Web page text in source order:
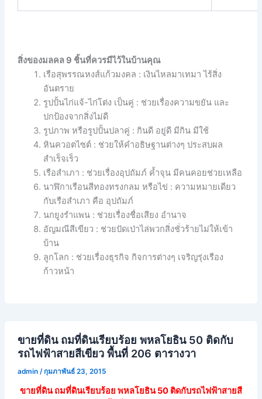
สิ่งของมลคล 9 ชิ้นที่ควรมีไว้ในบ้านคุณ
เรือสุพรรณหงส์แก้วมงคล : เงินไหลมาเทมา ไร้สิ่ง
อันตราย
รูปปั้นไก่แจ้-ไก่โต่ง เป็นคู่ : ช่วยเรื่องความขยัน และ
ปกป้องจากสิ่งไม่ดี
รูปภาพ หรือรูปปั้นปลาคู่ : กินดี อยู่ดี มีกิน มีใช้
หินควอตไซต์ : ช่วยให้คำอธิษฐานต่างๆ ประสบผล
สำเร็จเร็ว
เรือสำเภา : ช่วยเรื่องอุปถัมภ์ ค้ำจุน มีคนคอยช่วยเหลือ
นาฬิกาเรือนสีทองทรงกลม หรือไข่ : ความหมายเดียว
กับเรือสำเภา คือ อุปถัมภ์
นกยูงรำแพน : ช่วยเรื่องชื่อเสียง อำนาจ
อัญมณีสีเขียว : ช่วยปัดเป่าไล่พวกสิ่งชั่วร้ายไม่ให้เข้า
บ้าน
ลูกโลก : ช่วยเรื่องธุรกิจ กิจการต่างๆ เจริญรุ่งเรือง
ก้าวหน้า
ขายที่ดิน ถมที่ดินเรียบร้อย พหลโยธิน 50 ติดกับ
รถไฟฟ้าสายสีเขียว พื้นที่ 206 ตารางวา
admin /กุมภาพันธ์ 23, 2015
ขายที่ดิน ถมที่ดินเรียบร้อย พหลโยธิน 50 ติดกับรถไฟฟ้าสายสี